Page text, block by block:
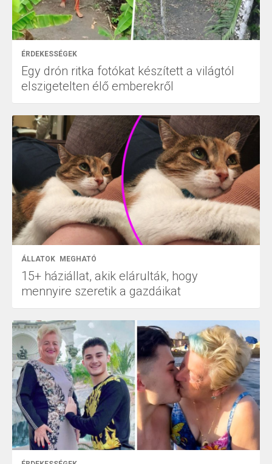
ÉRDEKESSÉGEK
Egy drón ritka fotókat készített a világtól
elszigetelten élő emberekről
ÁLLATOK MEGHATÓ
15+ háziállat, akik elárulták, hogy
mennyire szeretik a gazdáikat